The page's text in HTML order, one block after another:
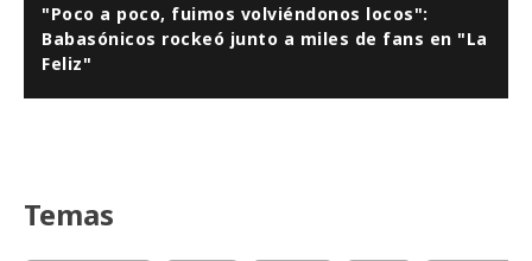
"Poco a poco, fuimos volviéndonos locos":
Babasónicos rockeó junto a miles de fans en "La
Feliz"
Temas